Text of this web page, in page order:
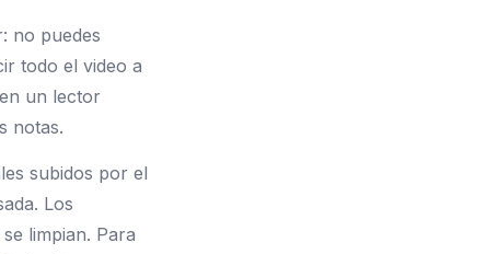
no puedes
todo el video a
un lector
notas.
subidos por el
Los
limpian. Para